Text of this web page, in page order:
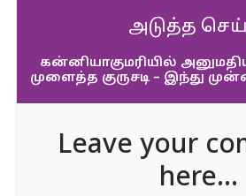
அடுத்த
கன்னியாகுமரியில்
முளைத்த குருசடி – இந்து
Leave your
here...